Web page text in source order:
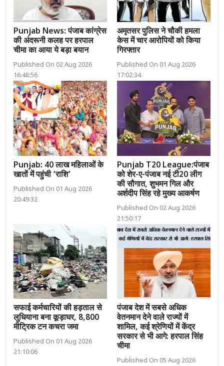
Punjab News: पंजाब कांग्रेस
की अंदरूनी कलह पर हरपाल
चीमा का आया ये बड़ा बयान
Published On 02 Aug 2026
16:48:56
अमृतसर पुलिस ने चौकी हमला
केस में चार आरोपियों को किया
गिरफ्तार
Published On 01 Aug 2026
17:02:34
Punjab: 40 लाख महिलाओं के
खातों में पहुंची ‘राशि’
Published On 01 Aug 2026
20:49:32
Punjab T20 League:पंजाब
को शेर-ए-पंजाब नई टी20 लीग
की सौगात, शुभमन गिल और
अर्शदीप सिंह रहे मुख्य आकर्षण
Published On 02 Aug 2026
21:50:17
सफाई कर्मचारियों की हड़ताल से
लुधियाना बना कूड़ाघर, 8,800
मीट्रिक टन कचरा जमा
Published On 01 Aug 2026
21:10:06
पंजाब देश में सबसे अधिक
वेतनमान देने वाले राज्यों में
शामिल, कई श्रेणियों में केंद्र
सरकार से भी आगे: हरपाल सिंह
चीमा
Published On 05 Aug 2026